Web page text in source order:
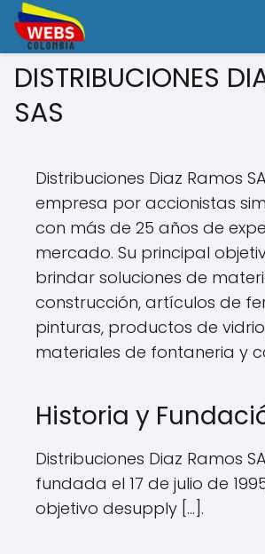
DISTRIBUCIONES
SAS
Distribuciones Diaz Ramos
empresa por accionistas
con más de 25 años de
mercado. Su principal
brindar soluciones de
construcción, artículos de
pinturas, productos de
materiales de fontaneria y
Historia y
Distribuciones Diaz Ramos
fundada el 17 de julio de
objetivo desupply [...].